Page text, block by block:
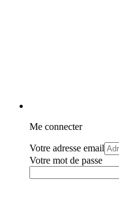
Me connecter
Votre adresse email
Votre mot de passe